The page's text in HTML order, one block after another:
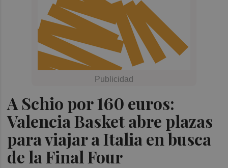
A Schio por 160 euros:
Valencia Basket abre plazas
para viajar a Italia en busca
de la Final Four